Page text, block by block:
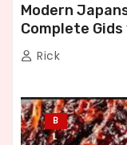
Modern
Complete
Dineren
Rick
B
L